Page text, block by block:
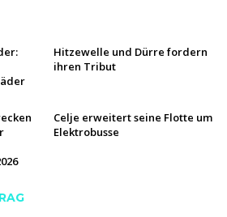
Hitzewelle und Dürre fordern
ihren Tribut
Celje erweitert seine Flotte um
Elektrobusse